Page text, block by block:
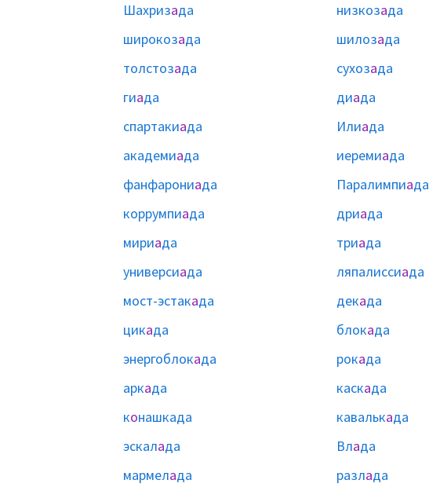
Шахризада низкозада
широкозада шилозада
толстозада сухозада
гиада диада
спартакиада Илиада
академиада иеремиада
фанфарониада Паралимпиада
коррумпиада дриада
мириада триада
универсиада ляпалиссиада
мост-эстакада декада
цикада блокада
энергоблокада рокада
аркада каскада
конашкада кавалькада
эскалада Влада
мармелада разлада